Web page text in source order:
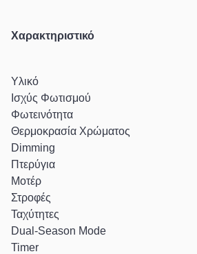
Χαρακτηριστικό
Υλικό
Ισχύς Φωτισμού
Φωτεινότητα
Θερμοκρασία Χρώματος
Dimming
Πτερύγια
Μοτέρ
Στροφές
Ταχύτητες
Dual-Season Mode
Timer